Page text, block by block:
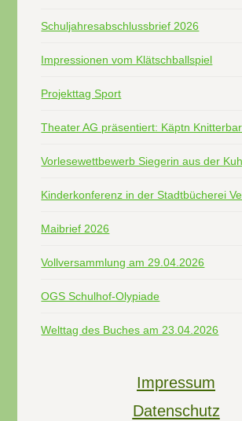
Schuljahresabschlussbrief 2026
Impressionen vom Klätschballspiel
Projekttag Sport
Theater AG präsentiert: Käptn
Vorlesewettbewerb Siegerin aus der
Kinderkonferenz in der Stadtbücherei
Maibrief 2026
Vollversammlung am 29.04.2026
OGS Schulhof-Olypiade
Welttag des Buches am 23.04.2026
Impressum
Datenschutz